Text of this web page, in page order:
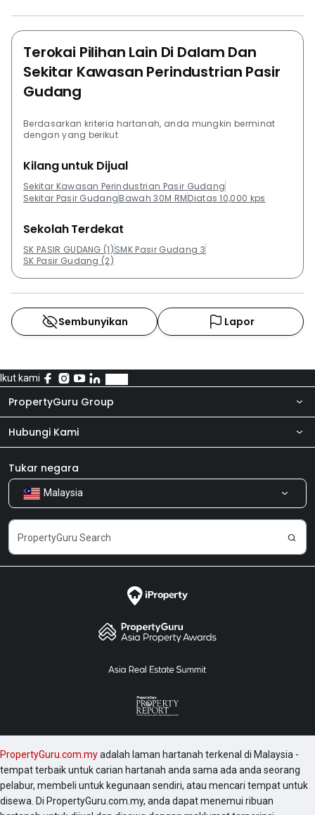
Terokai Pilihan Lain Di Dalam Dan
Sekitar Kawasan Perindustrian Pasir
Gudang
Berdasarkan kriteria hartanah, anda mungkin berminat
dengan yang berikut
Kilang untuk Dijual
Sekitar Kawasan Perindustrian Pasir Gudang
Sekitar Pasir GudangBawah 30M RMDiatas 10,000 kps
Sekolah Terdekat
SK PASIR GUDANG (1)SMK Pasir Gudang 3
SK Pasir Gudang (2)
Sembunyikan Lapor
Ikut kami
PropertyGuru Group
Tentang kita
Produk kami
Kerjaya
Hubungi Kami
Bilik Berita
Kongsi Maklum Balas
Tukar negara
Malaysia
PropertyGuru.com.myadalah laman hartanah terkenal di Malaysia -
tempat terbaik untuk carian hartanah anda sama ada anda seorang
pelabur, membeli untuk kegunaan sendiri, atau mencari tempat untuk
disewa. Di PropertyGuru.com.my, anda dapat menemui ribuan